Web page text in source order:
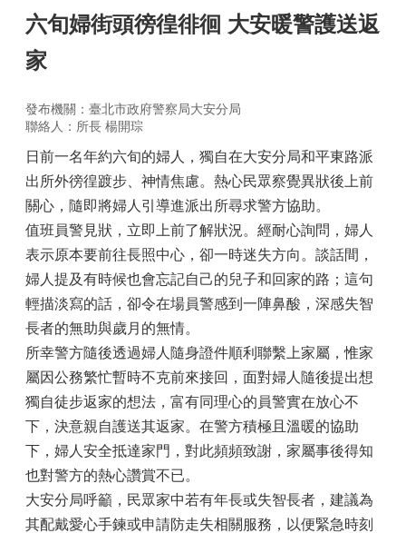
六旬婦街頭徬徨徘徊 大安暖警護送返
家
發布機關：臺北市政府警察局大安分局
聯絡人：所長 楊開琮
日前一名年約六旬的婦人，獨自在大安分局和平東路派
出所外徬徨踱步、神情焦慮。熱心民眾察覺異狀後上前
關心，隨即將婦人引導進派出所尋求警方協助。
值班員警見狀，立即上前了解狀況。經耐心詢問，婦人
表示原本要前往長照中心，卻一時迷失方向。談話間，
婦人提及有時候也會忘記自己的兒子和回家的路；這句
輕描淡寫的話，卻令在場員警感到一陣鼻酸，深感失智
長者的無助與歲月的無情。
所幸警方隨後透過婦人隨身證件順利聯繫上家屬，惟家
屬因公務繁忙暫時不克前來接回，面對婦人隨後提出想
獨自徒步返家的想法，富有同理心的員警實在放心不
下，決意親自護送其返家。在警方積極且溫暖的協助
下，婦人安全抵達家門，對此頻頻致謝，家屬事後得知
也對警方的熱心讚賞不已。
大安分局呼籲，民眾家中若有年長或失智長者，建議為
其配戴愛心手鍊或申請防走失相關服務，以便緊急時刻